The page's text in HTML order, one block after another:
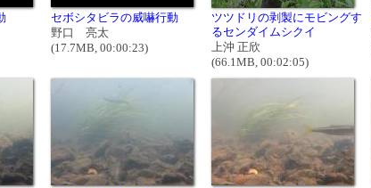
セボシタビラの威嚇行動
野口 亮太
(17.7MB, 00:00:23)
ツツドリの剥製にモビングす
るセンダイムシクイ
上沖 正欣
(66.1MB, 00:02:05)